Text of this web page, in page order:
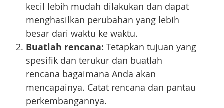
kecil lebih mudah dilakukan dan dapat
menghasilkan perubahan yang lebih
besar dari waktu ke waktu.
Buatlah rencana: Tetapkan tujuan yang
spesifik dan terukur dan buatlah
rencana bagaimana Anda akan
mencapainya. Catat rencana dan pantau
perkembangannya.